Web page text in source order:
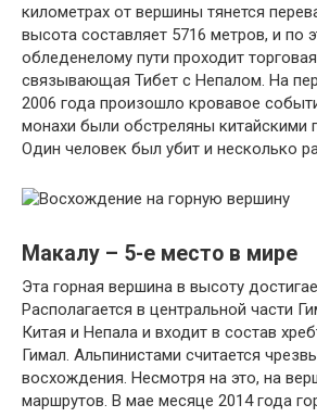
километрах от вершины тянется
высота составляет 5716 метров, и по
обледенелому пути проходит
связывающая Тибет с Непалом. На
2006 года произошло кровавое
монахи были обстреляны китайскими
Один человек был убит и несколько
Макалу – 5-е место в мире
Эта горная вершина в высоту
Располагается в центральной части
Китая и Непала и входит в состав
Гимал. Альпинистами считается
восхождения. Несмотря на это, на
маршрутов. В мае месяце 2014 года